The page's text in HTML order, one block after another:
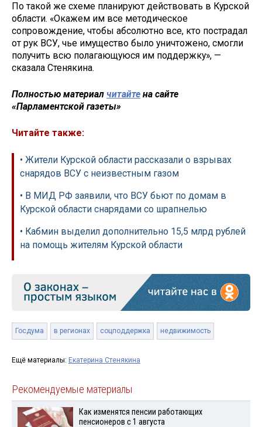
По такой же схеме планируют действовать в Курской
области. «Окажем им все методическое
сопровождение, чтобы абсолютно все, кто пострадал
от рук ВСУ, чье имущество было уничтожено, смогли
получить всю полагающуюся им поддержку», —
сказала Стенякина.
Полностью материал читайте на сайте
«Парламентской газеты»
Читайте также:
• Жители Курской области рассказали о взрывах
снарядов ВСУ с неизвестным газом
• В МИД РФ заявили, что ВСУ бьют по домам в
Курской области снарядами со шрапнелью
• Кабмин выделил дополнительно 15,5 млрд рублей
на помощь жителям Курской области
Госдума в регионах соцподдержка недвижимость
Ещё материалы: Екатерина Стенякина
Рекомендуемые материалы
Как изменятся пенсии работающих
пенсионеров с 1 августа